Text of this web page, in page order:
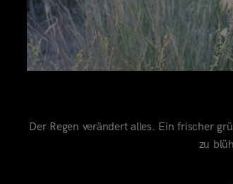
Der Regen verändert alles. Ein frischer
zu